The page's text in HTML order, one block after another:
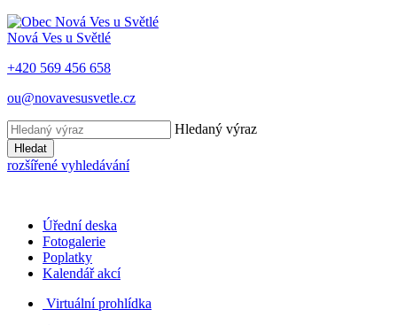
Nová Ves u Světlé
+420 569 456 658
ou@novavesusvetle.cz
Hledaný výraz
Hledat
rozšířené vyhledávání
Úřední deska
Fotogalerie
Poplatky
Kalendář akcí
Virtuální prohlídka